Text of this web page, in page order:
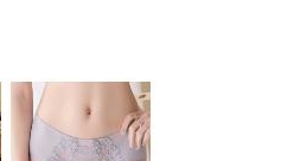
人之同意方可使用